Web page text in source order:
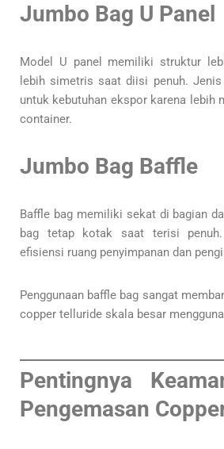
Jumbo Bag U Panel
Model U panel memiliki struktur
lebih simetris saat diisi penuh.
untuk kebutuhan ekspor karena lebih
container.
Jumbo Bag Baffle
Baffle bag memiliki sekat di bagian
bag tetap kotak saat terisi
efisiensi ruang penyimpanan dan
Penggunaan baffle bag sangat
copper telluride skala besar
Pentingnya
Pengemasan